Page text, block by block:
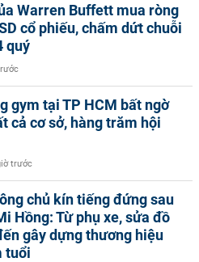
Warren Buffett mua ròng
cổ phiếu, chấm dứt chuỗi
quý
gym tại TP HCM bất ngờ
cả cơ sở, hàng trăm hội
trước
chủ kín tiếng đứng sau
Hồng: Từ phụ xe, sửa đồ
gây dựng thương hiệu
tuổi